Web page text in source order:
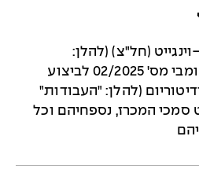
(חל"צ) (להלן:
"המזמינה") יוצא מכרז פומבי מס' 02/2025 לביצוע
(להלן: "העבודות"
סמכי המכרז, נספחיהם וכל